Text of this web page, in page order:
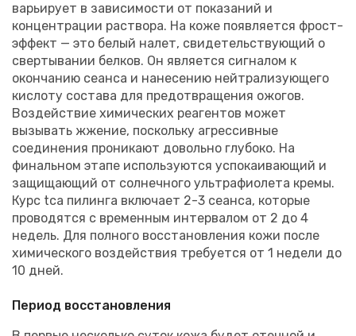
варьирует в зависимости от показаний и
концентрации раствора. На коже появляется фрост-
эффект — это белый налет, свидетельствующий о
свертывании белков. Он является сигналом к
окончанию сеанса и нанесению нейтрализующего
кислоту состава для предотвращения ожогов.
Воздействие химических реагентов может
вызывать жжение, поскольку агрессивные
соединения проникают довольно глубоко. На
финальном этапе используются успокаивающий и
защищающий от солнечного ультрафиолета кремы.
Курс tca пилинга включает 2-3 сеанса, которые
проводятся с временным интервалом от 2 до 4
недель. Для полного восстановления кожи после
химического воздействия требуется от 1 недели до
10 дней.
Период восстановления